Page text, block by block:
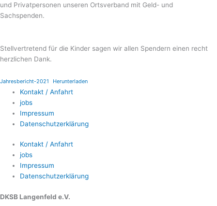
und Privatpersonen unseren Ortsverband mit Geld- und
Sachspenden.
Stellvertretend für die Kinder sagen wir allen Spendern einen recht
herzlichen Dank.
Jahresbericht-2021 Herunterladen
Kontakt / Anfahrt
jobs
Impressum
Datenschutzerklärung
Kontakt / Anfahrt
jobs
Impressum
Datenschutzerklärung
DKSB Langenfeld e.V.